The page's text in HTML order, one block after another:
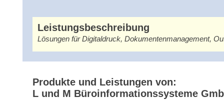
Leistungsbeschreibung
Lösungen für Digitaldruck, Dokumentenmanagement,
Produkte und Leistungen von:
L und M Büroinformationssysteme